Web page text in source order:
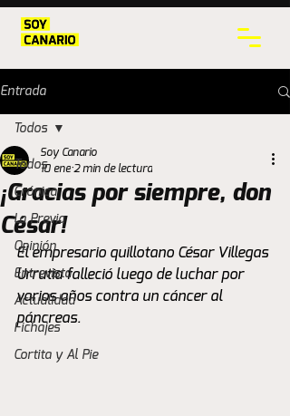
Entrada
Todos
Crónica
La Previa
Opinión
Entrevista
Actualidad
Fichajes
Cortita y Al Pie
Todos
¡Gracias por siempre, don
César!
Soy Canario
10 ene 2 min de lectura
El empresario quillotano César Villegas
Urrutia falleció luego de luchar por
varios años contra un cáncer al
páncreas.